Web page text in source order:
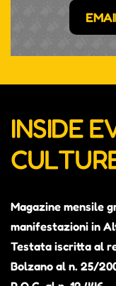
INSIDE
Magazine mensile
manifestazioni in
Testata iscritta al
Bolzano al n. 25/